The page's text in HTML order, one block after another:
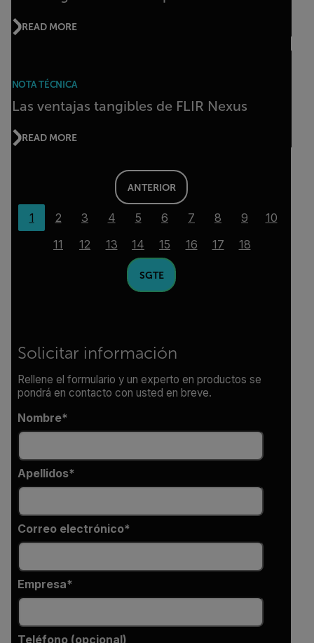
READ MORE
NOTA TÉCNICA
Las ventajas tangibles de FLIR Nexus
READ MORE
ANTERIOR
1 2 3 4 5 6 7 8 9
10
11
12 13 14 15 16 17 18
SGTE
Solicitar información
Rellene el formulario y un experto en productos se
pondrá en contacto con usted en breve.
Nombre
Apellidos
Correo electrónico
Empresa
Teléfono (opcional)